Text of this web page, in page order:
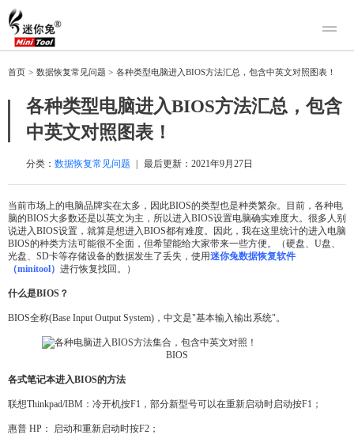
产品
迷你兔分区向导
迷你兔数据备份
下载
购买
人工恢复
关于我们
关于迷你兔
联系我们
首页 > 数据恢复常见问题 > 各种类型电脑进入BIOS方法汇总，包含中英文对照图表！
各种类型电脑进入BIOS方法汇总，包含
中英文对照图表！
分类： 数据恢复常见问题 最后更新： 2021年9月27日
当前市场上的电脑品牌实在太多，因此BIOS的类型也是种类繁杂。目前，各种电
脑的BIOS大多数还是以英文为主，所以进入BIOS设置电脑确实难度大。很多人别
说进入BIOS设置，就算是想进入BIOS都有难度。因此，我在这里统计的进入电脑
BIOS的种类方法可能很不全面，但希望能给大家带来一些方便。（硬盘、U盘、
光盘、SD卡等存储设备的数据发生了丢失，使用迷你兔数据恢复软件
（minitool） 进行恢复找回。）
什么是BIOS？
BIOS全称(Base Input Output System)，中文是"基本输入输出系统"。
BIOS
各式笔记本进入BIOS的方法
联想Thinkpad/IBM：冷开机按F1，部分新型号可以在重新启动时启动按F1；
惠普 HP： 启动和重新启动时按F2；